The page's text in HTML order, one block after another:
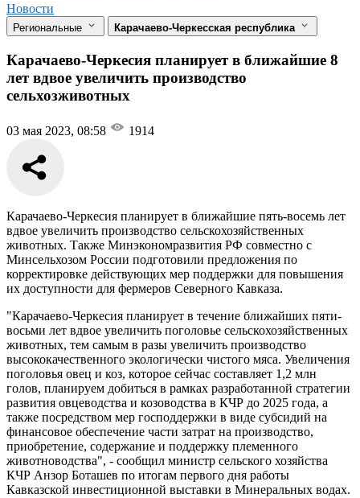
Новости
Региональные Карачаево-Черкесская республика
Карачаево-Черкесия планирует в ближайшие 8
лет вдвое увеличить производство
сельхозживотных
03 мая 2023, 08:58 1914
Карачаево-Черкесия планирует в ближайшие пять-восемь лет
вдвое увеличить производство сельскохозяйственных
животных. Также Минэкономразвития РФ совместно с
Минсельхозом России подготовили предложения по
корректировке действующих мер поддержки для повышения
их доступности для фермеров Северного Кавказа.
"Карачаево-Черкесия планирует в течение ближайших пяти-
восьми лет вдвое увеличить поголовье сельскохозяйственных
животных, тем самым в разы увеличить производство
высококачественного экологически чистого мяса. Увеличения
поголовья овец и коз, которое сейчас составляет 1,2 млн
голов, планируем добиться в рамках разработанной стратегии
развития овцеводства и козоводства в КЧР до 2025 года, а
также посредством мер господдержки в виде субсидий на
финансовое обеспечение части затрат на производство,
приобретение, содержание и поддержку племенного
животноводства", - сообщил министр сельского хозяйства
КЧР Анзор Боташев по итогам первого дня работы
Кавказской инвестиционной выставки в Минеральных водах.